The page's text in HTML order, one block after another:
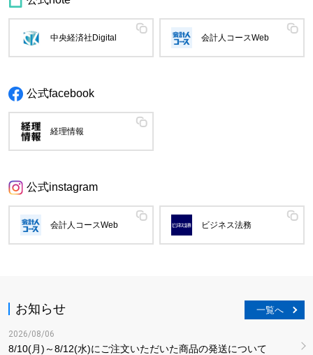
中央経済社Digital 会計人コースWeb
公式facebook
経理情報
公式instagram
会計人コースWeb ビジネス法務
お知らせ 一覧へ
2026/08/06
8/10(月)～8/12(水)にご注文いただいた商品の発送について